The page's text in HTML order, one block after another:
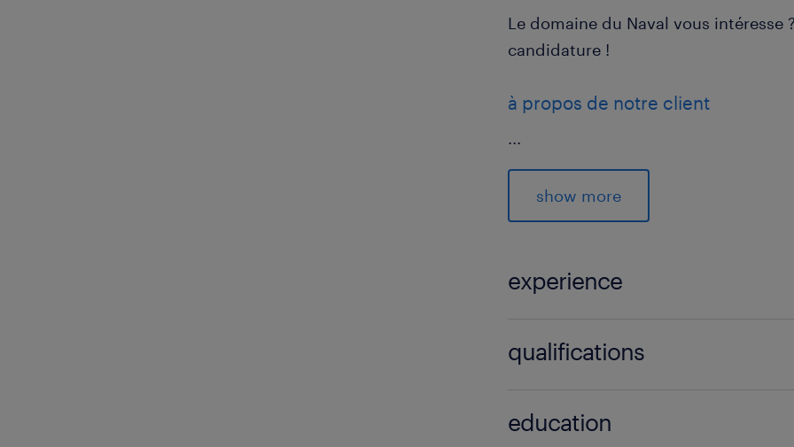
Le domaine du Naval vous intéresse
candidature !
à propos de notre client
...
Nous recherchons pour le compte
Gestionnaire de paie Secteur Naval
show more
experience
qualifications
education